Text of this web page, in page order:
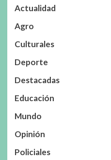
Actualidad
Agro
Culturales
Deporte
Destacadas
Educación
Mundo
Opinión
Policiales